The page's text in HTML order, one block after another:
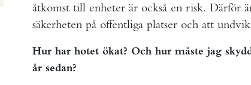
åtkomst till enheter är också en risk. Därför
säkerheten på offentliga platser och att
Hur har hotet ökat? Och hur måste jag
år sedan?